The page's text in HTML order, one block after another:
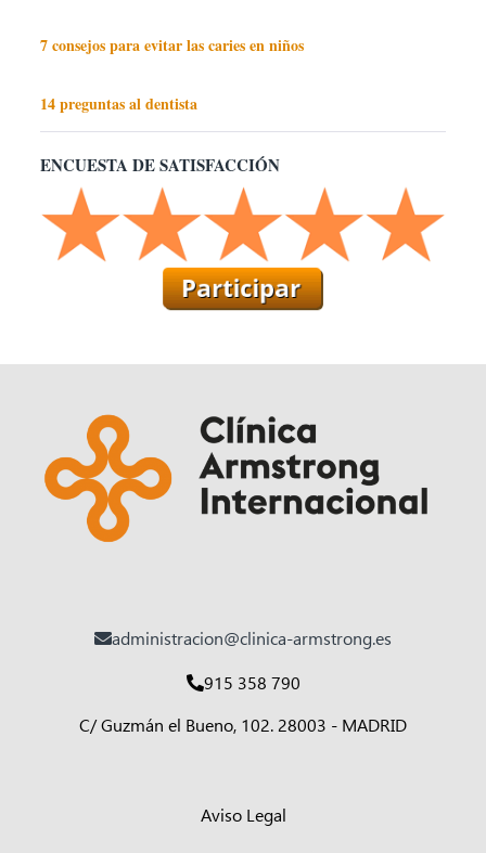
7 consejos para evitar las caries en niños
14 preguntas al dentista
ENCUESTA DE SATISFACCIÓN
administracion@clinica-armstrong.es
915 358 790
C/ Guzmán el Bueno, 102. 28003 - MADRID
Aviso Legal